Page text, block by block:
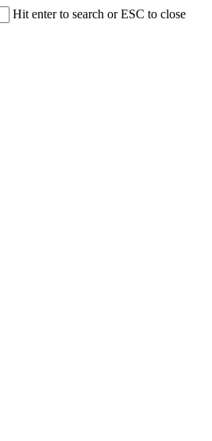
Hit enter to search or ESC to close